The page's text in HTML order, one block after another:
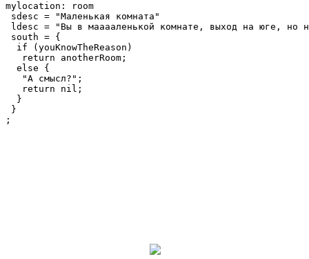
mylocation: room
sdesc = "Маленькая комната"
ldesc = "Вы в мааааленькой комнате, выход на юге, но
south = {
  if (youKnowTheReason)
   return anotherRoom;
  else {
   "А смысл?";
   return nil;
  }
}
;